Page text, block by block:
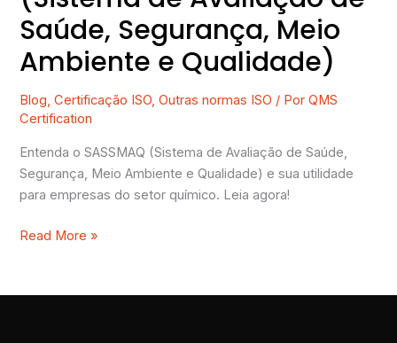
Saúde, Segurança, Meio
Ambiente e Qualidade)
Blog,Certificação ISO,Outras normas ISO / PorQMS
Certification
Entenda o SASSMAQ (Sistema de Avaliação de Saúde,
Segurança, Meio Ambiente e Qualidade) e sua utilidade
para empresas do setor químico. Leia agora!
Read More »